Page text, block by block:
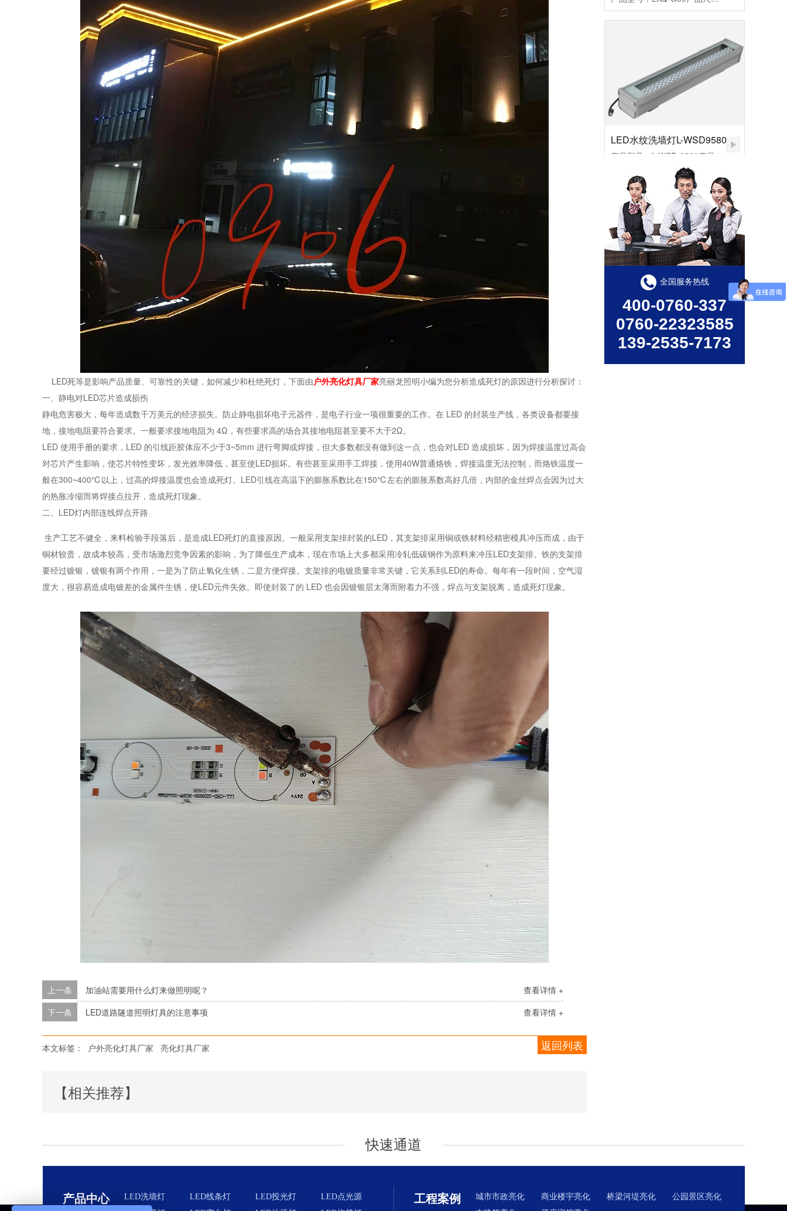
LED死等是影响产品质量、可靠性的关键，如何减少和杜绝死灯，下面由户外亮化灯具厂家亮丽龙照明小编为您分析造成死灯的原因进行分析探讨：
一、静电对LED芯片造成损伤
静电危害极大，每年造成数千万美元的经济损失。防止静电损坏电子元器件，是电子行业一项很重要的工作。在 LED 的封装生产线，各类设备都要接
地，接地电阻要符合要求。一般要求接地电阻为 4Ω，有些要求高的场合其接地电阻甚至要不大于2Ω。
LED 使用手册的要求，LED 的引线距胶体应不少于3~5mm 进行弯脚或焊接，但大多数都没有做到这一点，也会对LED 造成损坏，因为焊接温度过高会
对芯片产生影响，使芯片特性变坏，发光效率降低，甚至使LED损坏。有些甚至采用手工焊接，使用40W普通烙铁，焊接温度无法控制，而烙铁温度一
般在300~400℃以上，过高的焊接温度也会造成死灯。LED引线在高温下的膨胀系数比在150℃左右的膨胀系数高好几倍，内部的金丝焊点会因为过大
的热胀冷缩而将焊接点拉开，造成死灯现象。
二、LED灯内部连线焊点开路
生产工艺不健全，来料检验手段落后，是造成LED死灯的直接原因。一般采用支架排封装的LED，其支架排采用铜或铁材料经精密模具冲压而成，由于
铜材较贵，故成本较高，受市场激烈竞争因素的影响，为了降低生产成本，现在市场上大多都采用冷轧低碳钢作为原料来冲压LED支架排。铁的支架排
要经过镀银，镀银有两个作用，一是为了防止氧化生锈，二是方便焊接。支架排的电镀质量非常关键，它关系到LED的寿命。每年有一段时间，空气湿
度大，很容易造成电镀差的金属件生锈，使LED元件失效。即使封装了的 LED 也会因镀银层太薄而附着力不强，焊点与支架脱离，造成死灯现象。
查看详情 +
上一条
加油站需要用什么灯来做照明呢？
查看详情 +
下一条 LED道路隧道照明灯具的注意事项
返回列表
本文标签： 户外亮化灯具厂家 亮化灯具厂家
【相关推荐】
LED水纹洗墙灯L-WSD9580
产品型号：L-WSD-9580产品尺寸：95*80*600mm产品功率：36W工作电压：AC220V发光角度：10*60°/15*45°/30°产品色温：水湖蓝外壳材质：6063航空铝+钢化玻璃显色指数：Ra≥80控制方式：常亮/内控/外控防护等级：IP67环境温度：-20℃~50℃防水结构：灌胶防水
线条灯LXT-C12全国服务热线
400-0760-337
0760-22323585
139-2535-7173
快速通道
产品中心 LED洗墙灯 LED线条灯 LED投光灯
LED点光源
工程案例 城市市政亮化 商业楼宇亮化 桥梁河堤亮化
公园景区亮化